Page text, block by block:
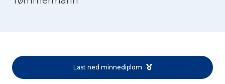
Last ned minnediplom
Norsk bokmål